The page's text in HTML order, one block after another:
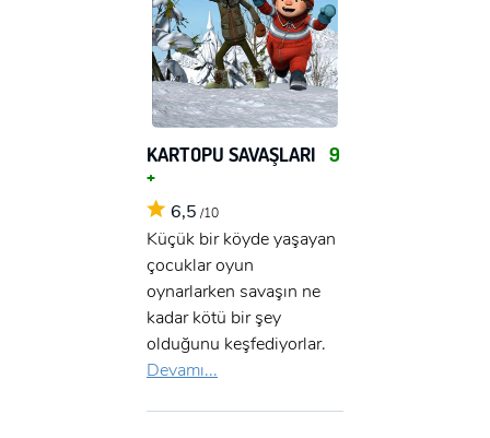
KARTOPU SAVAŞLARI 9
+
6,5 /10
Küçük bir köyde yaşayan
çocuklar oyun
oynarlarken savaşın ne
kadar kötü bir şey
olduğunu keşfediyorlar.
Devamı...